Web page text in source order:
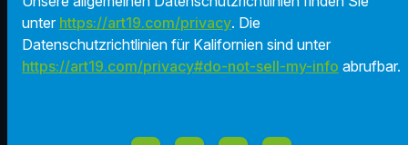
unter https://art19.com/privacy. Die
Datenschutzrichtlinien für Kalifornien sind unter
https://art19.com/privacy#do-not-sell-my-info abrufbar.